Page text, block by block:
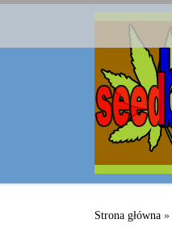
Strona główna »